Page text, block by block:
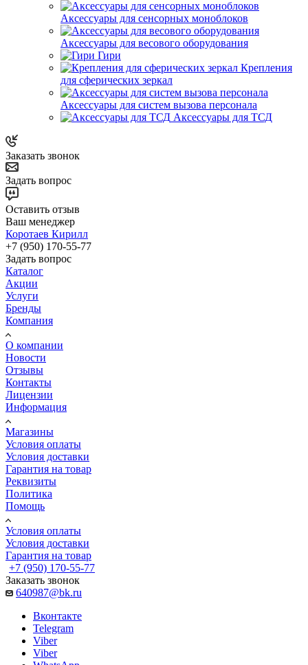
Аксессуары для сенсорных моноблоков
Аксессуары для весового оборудования
Гири
Крепления
для сферических зеркал
Аксессуары для систем вызова персонала
Аксессуары для ТСД
Заказать звонок
Задать вопрос
Оставить отзыв
Ваш менеджер
Коротаев Кирилл
+7 (950) 170-55-77
Задать вопрос
Каталог
Акции
Услуги
Бренды
Компания
О компании
Новости
Отзывы
Контакты
Лицензии
Информация
Магазины
Условия оплаты
Условия доставки
Гарантия на товар
Реквизиты
Политика
Помощь
Условия оплаты
Условия доставки
Гарантия на товар
+7 (950) 170-55-77
Заказать звонок
640987@bk.ru
Вконтакте
Telegram
Viber
Viber